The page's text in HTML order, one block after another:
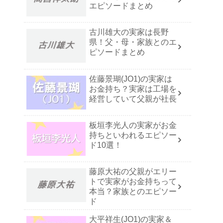
エピソードまとめ
古川雄大の実家は長野
県！父・母・家族とのエ
ピソードまとめ
佐藤景瑚(JO1)の実家は
お金持ち？実家は工場を
経営していて父親が社長
板垣李光人の実家がお金
持ちといわれるエピソー
ド10選！
藤原大祐の父親がエリー
トで実家がお金持ちって
本当？家族とのエピソー
ド
大平祥生(JO1)の実家＆